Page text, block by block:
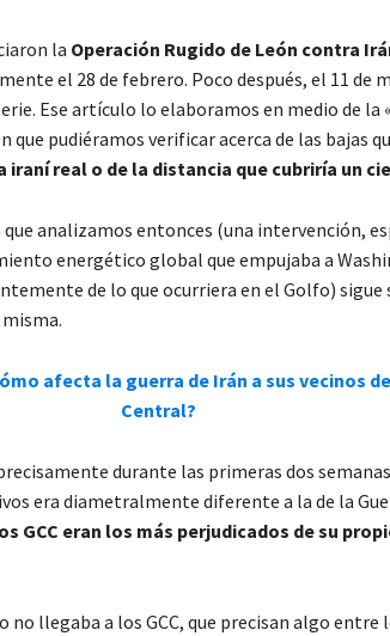
la Operación Rugido de León contra
el 28 de febrero. Poco después, el 11 de
Ese artículo lo elaboramos en medio de la
que pudiéramos verificar acerca de las bajas
real o de la distancia que cubriría un
analizamos entonces (una intervención,
energético global que empujaba a
de lo que ocurriera en el Golfo) sigue
afecta la guerra de Irán a sus vecinos
Central?
durante las primeras dos
era diametralmente diferente a la de la
GCC eran los más perjudicados de su
llegaba a los GCC, que precisan algo entre